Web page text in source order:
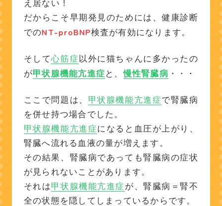
え居ない！
だからこそ早期発見のためには、健康診断
でのNT-proBNP検査が有効になります。
そして心筋症以外に猫ちゃんに多かったの
が甲状腺機能亢進症 と、慢性腎臓病 ・・・
ここで問題は、 甲状腺機能亢進症で腎臓病
を併せ持つ場合でした。
甲状腺機能亢進症になると血圧が上がり、
腎臓へ流れる血液の量が増えます。
その結果、腎臓病であっても腎臓病の症状
が見られないことがあります。
それは甲状腺機能亢進症 が、腎臓病＝腎不
全の状態を隠してしまっているからです。